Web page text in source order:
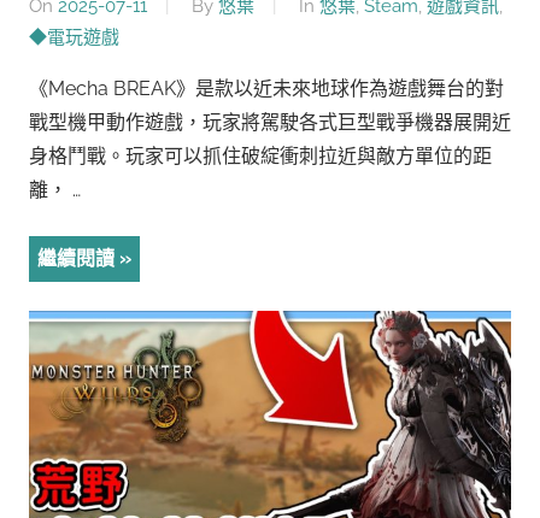
On 2025-07-11 By 悠葉 In 悠葉, Steam, 遊戲資訊,
◆電玩遊戲
《Mecha BREAK》是款以近未來地球作為遊戲舞台的對
戰型機甲動作遊戲，玩家將駕駛各式巨型戰爭機器展開近
身格鬥戰。玩家可以抓住破綻衝刺拉近與敵方單位的距
離， …
繼續閱讀